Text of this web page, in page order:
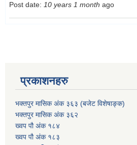
Post date: 10 years 1 month ago
प्रकाशनहरु
भक्तपुर मासिक अंक ३६३ (बजेट विशेषाङ्क)
भक्तपुर मासिक अंक ३६२
ख्वप पौ अंक १८४
ख्वप पौ अंक १८३